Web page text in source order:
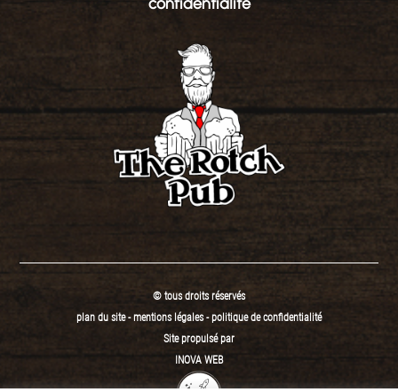
© tous droits réservés
plan du site-mentions légales-politique de confidentialité
Site propulsé par
INOVA WEB